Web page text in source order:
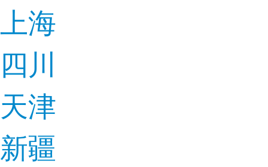
上海
四川
天津
新疆